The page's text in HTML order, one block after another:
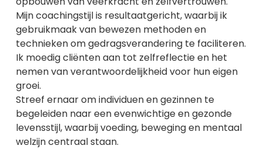
Mijn coachingstijl is resultaatgericht, waarbij ik
gebruikmaak van bewezen methoden en
technieken om gedragsverandering te faciliteren.
Ik moedig cliënten aan tot zelfreflectie en het
nemen van verantwoordelijkheid voor hun eigen
groei.
Streef ernaar om individuen en gezinnen te
begeleiden naar een evenwichtige en gezonde
levensstijl, waarbij voeding, beweging en mentaal
welzijn centraal staan.